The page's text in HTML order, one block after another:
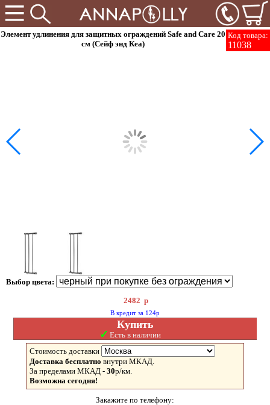
Код товара:
11038
Элемент удлинения для защитных ограждений Safe and Care 20
см (Сейф энд Кеа)
Выбор цвета:
2482 р
В кредит за 124р
Купить
✓ Есть в наличии
Стоимость доставки
Доставка бесплатно внутри МКАД.
За пределами МКАД - 30р/км.
Возможна сегодня!
Закажите по телефону: